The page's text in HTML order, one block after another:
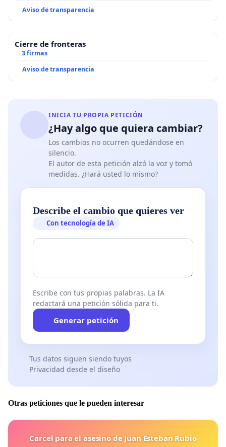
Aviso de transparencia
Cierre de fronteras
3 firmas
Aviso de transparencia
INICIA TU PROPIA PETICIÓN
¿Hay algo que quiera cambiar?
Los cambios no ocurren quedándose en
silencio.
El autor de esta petición alzó la voz y tomó
medidas. ¿Hará usted lo mismo?
Describe el cambio que quieres ver
Con tecnología de IA
Escribe con tus propias palabras. La IA
redactará una petición sólida para ti.
Generar petición
Tus datos siguen siendo tuyos
Privacidad desde el diseño
Otras peticiones que le pueden interesar
Carcel para el asesino de Juan Esteban Rubio